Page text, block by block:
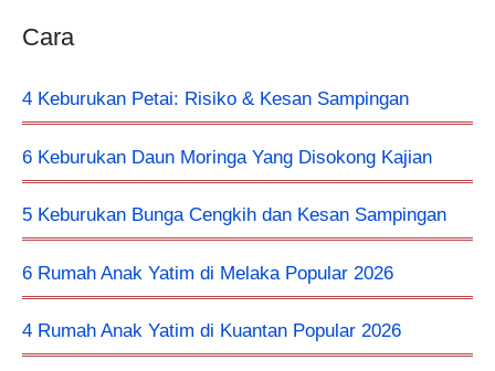
Cara
4 Keburukan Petai: Risiko & Kesan Sampingan
6 Keburukan Daun Moringa Yang Disokong Kajian
5 Keburukan Bunga Cengkih dan Kesan Sampingan
6 Rumah Anak Yatim di Melaka Popular 2026
4 Rumah Anak Yatim di Kuantan Popular 2026